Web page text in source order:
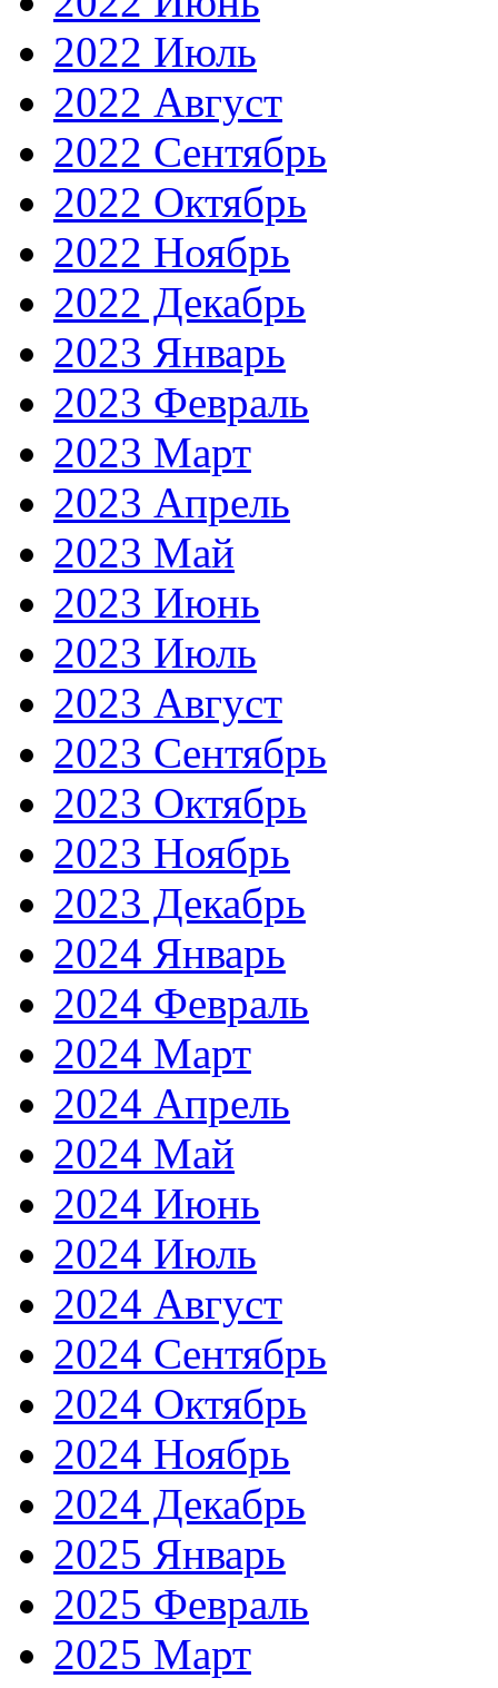
2022 Июль
2022 Август
2022 Сентябрь
2022 Октябрь
2022 Ноябрь
2022 Декабрь
2023 Январь
2023 Февраль
2023 Март
2023 Апрель
2023 Май
2023 Июнь
2023 Июль
2023 Август
2023 Сентябрь
2023 Октябрь
2023 Ноябрь
2023 Декабрь
2024 Январь
2024 Февраль
2024 Март
2024 Апрель
2024 Май
2024 Июнь
2024 Июль
2024 Август
2024 Сентябрь
2024 Октябрь
2024 Ноябрь
2024 Декабрь
2025 Январь
2025 Февраль
2025 Март